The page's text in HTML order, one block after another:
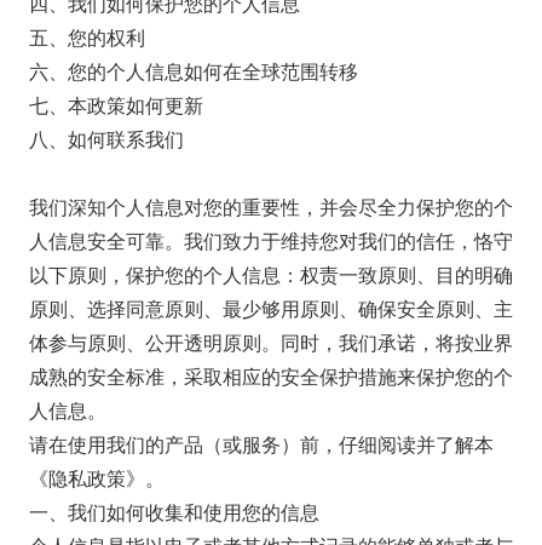
五、您的权利
六、您的个人信息如何在全球范围转移
七、本政策如何更新
八、如何联系我们
我们深知个人信息对您的重要性，并会尽全力保护您的个
人信息安全可靠。我们致力于维持您对我们的信任，恪守
以下原则，保护您的个人信息：权责一致原则、目的明确
原则、选择同意原则、最少够用原则、确保安全原则、主
体参与原则、公开透明原则。同时，我们承诺，将按业界
成熟的安全标准，采取相应的安全保护措施来保护您的个
人信息。
请在使用我们的产品（或服务）前，仔细阅读并了解本
《隐私政策》。
一、我们如何收集和使用您的信息